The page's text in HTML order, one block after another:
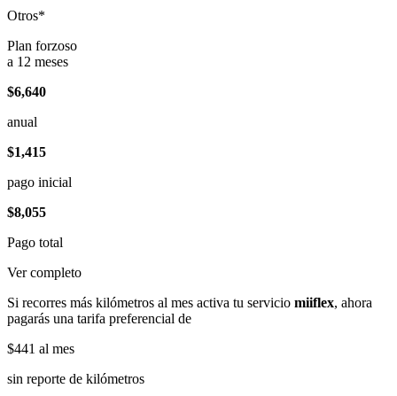
Otros*
Plan forzoso
a 12 meses
$6,640
anual
$1,415
pago inicial
$8,055
Pago total
Ver completo
Si recorres más kilómetros al mes activa tu servicio miiflex, ahora
pagarás una tarifa preferencial de
$441 al mes
sin reporte de kilómetros